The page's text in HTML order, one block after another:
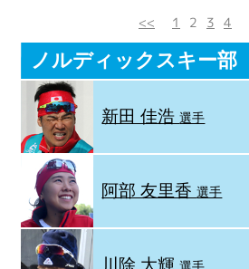
<< 1 2 3 4
ノルディックスキー部
新田 佳浩選手
阿部 友里香選手